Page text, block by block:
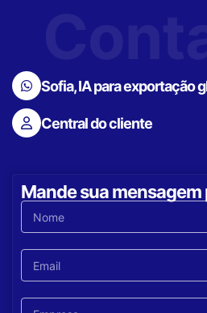
Sofia, IA para exportação
Central do cliente
Mande sua mensagem